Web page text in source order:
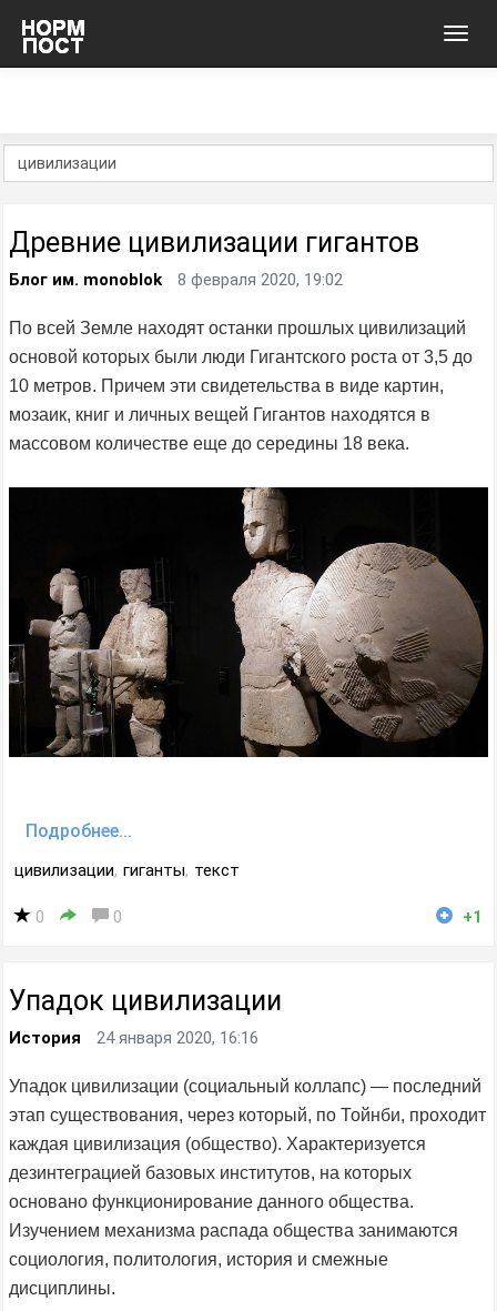
Древние цивилизации гигантов
Блог им. monoblok 8 февраля 2020, 19:02
По всей Земле находят останки прошлых цивилизаций
основой которых были люди Гигантского роста от 3,5 до
10 метров. Причем эти свидетельства в виде картин,
мозаик, книг и личных вещей Гигантов находятся в
массовом количестве еще до середины 18 века.
Подробнее...
цивилизации, гиганты, текст
0 0 +1
Упадок цивилизации
История 24 января 2020, 16:16
Упадок цивилизации (социальный коллапс) — последний
этап существования, через который, по Тойнби, проходит
каждая цивилизация (общество). Характеризуется
дезинтеграцией базовых институтов, на которых
основано функционирование данного общества.
Изучением механизма распада общества занимаются
социология, политология, история и смежные
дисциплины.